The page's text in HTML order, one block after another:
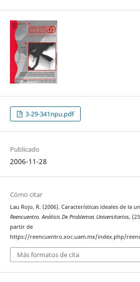
3-29-341npu.pdf
Publicado
2006-11-28
Cómo citar
Lau Rojo, R. (2006). Características ideales de la
Reencuentro. Análisis De Problemas Universitarios,
partir de
https://reencuentro.xoc.uam.mx/index.php/
Más formatos de cita